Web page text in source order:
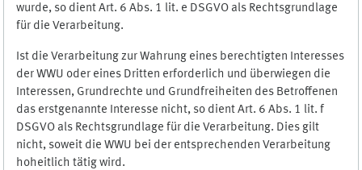
wurde, so dient Art. 6 Abs. 1 lit. e DSGVO als Rechtsgrundlage
für die Verarbeitung.
Ist die Verarbeitung zur Wahrung eines berechtigten Interesses
der WWU oder eines Dritten erforderlich und überwiegen die
Interessen, Grundrechte und Grundfreiheiten des Betroffenen
das erstgenannte Interesse nicht, so dient Art. 6 Abs. 1 lit. f
DSGVO als Rechtsgrundlage für die Verarbeitung. Dies gilt
nicht, soweit die WWU bei der entsprechenden Verarbeitung
hoheitlich tätig wird.